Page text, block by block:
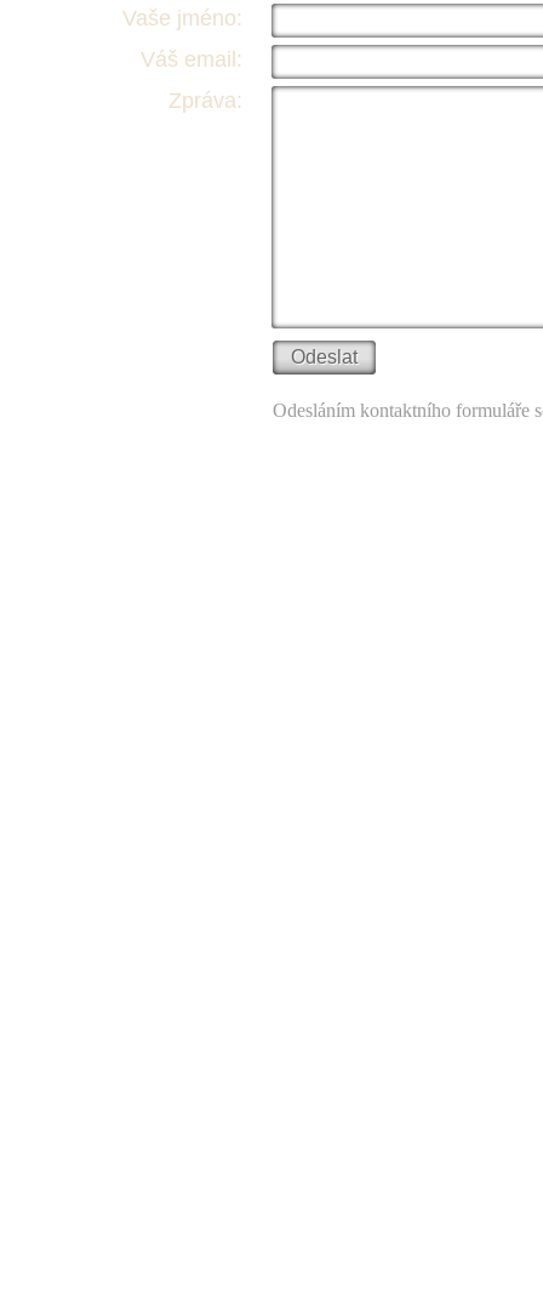
Vaše jméno:
Váš email:
Zpráva:
Odesláním kontaktního formuláře